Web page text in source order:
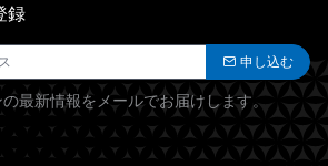
録
申し込む
最新情報をメールでお届けします。